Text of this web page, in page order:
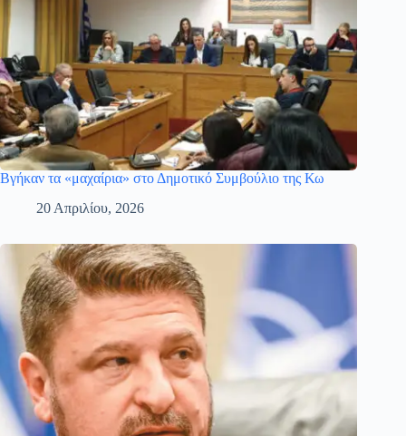
Βγήκαν τα «μαχαίρια» στο Δημοτικό Συμβούλιο της Κω
20 Απριλίου, 2026